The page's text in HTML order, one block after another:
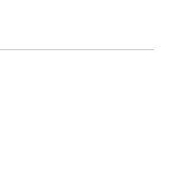
in Agatha
una